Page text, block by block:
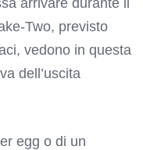
Two, previsto
vedono in questa
dell’uscita
egg o di un